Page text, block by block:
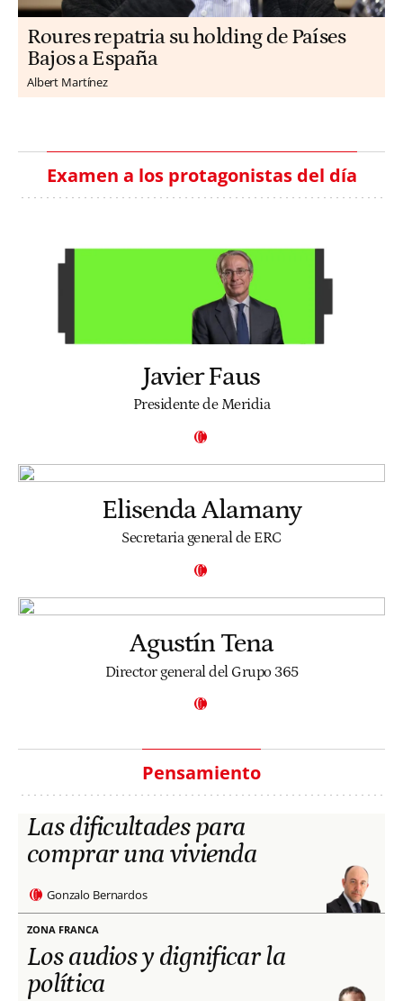
Roures repatria su holding de Países
Bajos a España
Albert Martínez
Examen a los protagonistas del día
Javier Faus
Presidente de Meridia
Elisenda Alamany
Secretaria general de ERC
Agustín Tena
Director general del Grupo 365
Pensamiento
Las dificultades para
comprar una vivienda
Gonzalo Bernardos
ZONA FRANCA
Los audios y dignificar la
política